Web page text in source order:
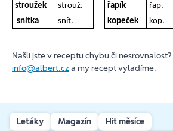
stroužek
strouž. řapík
řap.
snítka
snít. kopeček kop.
Našli jste v receptu chybu či
info@albert.cza my recept vyladíme.
Letáky Magazín Hit měsíce